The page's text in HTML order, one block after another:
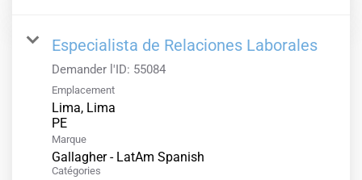
Especialista de Relaciones Laborales
Demander l'ID: 55084
Emplacement
Lima, Lima
Marque
Gallagher - LatAm Spanish
Catégories